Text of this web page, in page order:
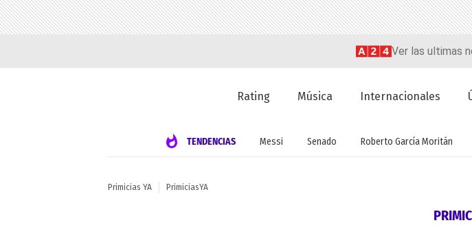
Ver las ultimas
Rating Música Internacionales
TENDENCIAS Messi Senado Roberto García Moritán
Primicias YA PrimiciasYA